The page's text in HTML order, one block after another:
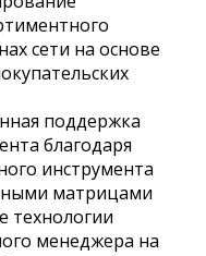
сети на основе
поддержка
благодаря
инструмента
матрицами
технологии
менеджера на